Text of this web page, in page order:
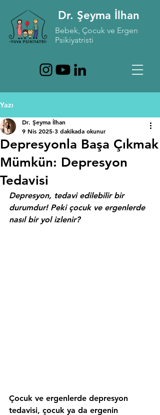
Dr. Şeyma İlhan
Bebek, Çocuk ve Ergen
Psikiyatristi
Yazı
Depresyonla Başa Çıkmak
Mümkün: Depresyon
Tedavisi
Dr. Şeyma İlhan
9 Nis 2025 3 dakikada okunur
Depresyon, tedavi edilebilir bir
durumdur! Peki çocuk ve ergenlerde
nasıl bir yol izlenir?
Çocuk ve ergenlerde depresyon
tedavisi, çocuk ya da ergenin